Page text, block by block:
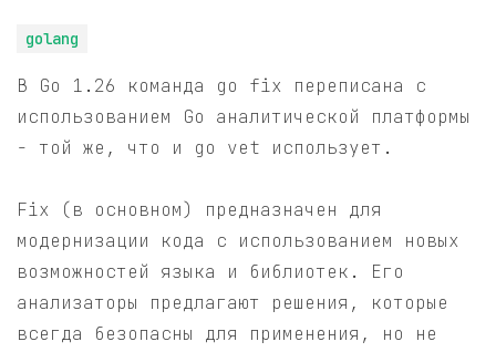
golang
В Go 1.26 команда go fix переписана с
использованием Go аналитической платформы
- той же, что и go vet использует.
Fix (в основном) предназначен для
модернизации кода с использованием новых
возможностей языка и библиотек. Его
анализаторы предлагают решения, которые
всегда безопасны для применения, но не